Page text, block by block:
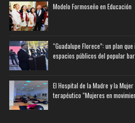
Modelo Formoseño en Educación
“Guadalupe Florece”: un plan
espacios públicos del popular
El Hospital de la Madre y la
terapéutico “Mujeres en